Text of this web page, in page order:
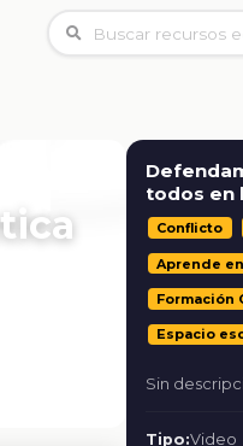
todos en
Conflicto
Aprende
Formación
Espacio
Sin
Tipo:Video